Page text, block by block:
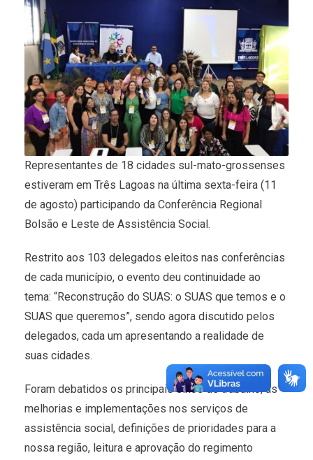
Representantes de 18 cidades sul-mato-grossenses
estiveram em Três Lagoas na última sexta-feira (11
de agosto) participando da Conferência Regional
Bolsão e Leste de Assistência Social.
Restrito aos 103 delegados eleitos nas conferências
de cada município, o evento deu continuidade ao
tema: “Reconstrução do SUAS: o SUAS que temos e o
SUAS que queremos”, sendo agora discutido pelos
delegados, cada um apresentando a realidade de
suas cidades.
Foram debatidos os principais eixos de trabalho, as
melhorias e implementações nos serviços de
assistência social, definições de prioridades para a
nossa região, leitura e aprovação do regimento